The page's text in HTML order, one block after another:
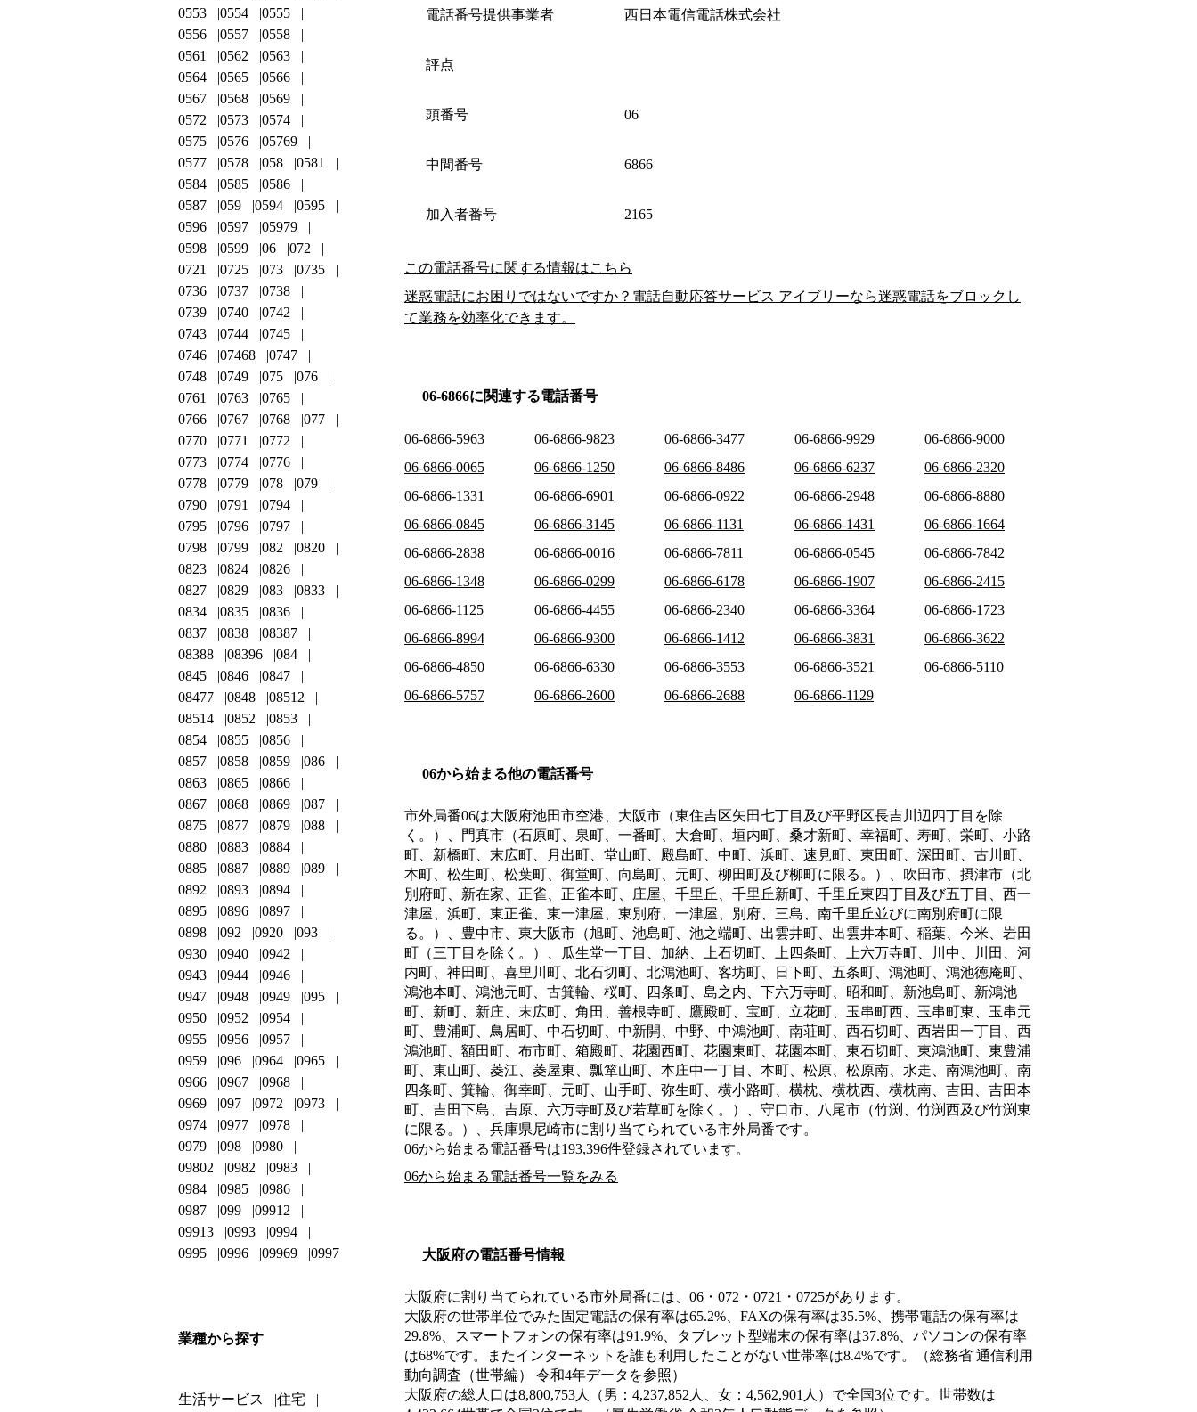
電話番号提供事業者 西日本電信電話株式会社
評点
頭番号 06
中間番号 6866
加入者番号 2165
この電話番号に関する情報はこちら
迷惑電話にお困りではないですか？電話自動応答サービス アイブリーなら迷惑電話をブロックし
て業務を効率化できます。
06-6866に関連する電話番号
06-6866-5963 06-6866-9823 06-6866-3477 06-6866-9929
06-6866-9000
06-6866-0065
06-6866-1250 06-6866-8486 06-6866-6237
06-6866-2320
06-6866-1331
06-6866-6901 06-6866-0922 06-6866-2948
06-6866-8880
06-6866-0845
06-6866-3145 06-6866-1131 06-6866-1431
06-6866-1664
06-6866-2838
06-6866-0016 06-6866-7811 06-6866-0545
06-6866-7842
06-6866-1348
06-6866-0299 06-6866-6178 06-6866-1907
06-6866-2415
06-6866-1125
06-6866-4455 06-6866-2340 06-6866-3364
06-6866-1723
06-6866-8994
06-6866-9300 06-6866-1412 06-6866-3831
06-6866-3622
06-6866-4850
06-6866-6330 06-6866-3553 06-6866-3521
06-6866-5110
06-6866-5757
06-6866-2600 06-6866-2688 06-6866-1129
06から始まる他の電話番号
市外局番06は大阪府池田市空港、大阪市（東住吉区矢田七丁目及び平野区長吉川辺四丁目を除
く。）、門真市（石原町、泉町、一番町、大倉町、垣内町、桑才新町、幸福町、寿町、栄町、小路
町、新橋町、末広町、月出町、堂山町、殿島町、中町、浜町、速見町、東田町、深田町、古川町、
本町、松生町、松葉町、御堂町、向島町、元町、柳田町及び柳町に限る。）、吹田市、摂津市（北
別府町、新在家、正雀、正雀本町、庄屋、千里丘、千里丘新町、千里丘東四丁目及び五丁目、西一
津屋、浜町、東正雀、東一津屋、東別府、一津屋、別府、三島、南千里丘並びに南別府町に限
る。）、豊中市、東大阪市（旭町、池島町、池之端町、出雲井町、出雲井本町、稲葉、今米、岩田
町（三丁目を除く。）、瓜生堂一丁目、加納、上石切町、上四条町、上六万寺町、川中、川田、河
内町、神田町、喜里川町、北石切町、北鴻池町、客坊町、日下町、五条町、鴻池町、鴻池徳庵町、
鴻池本町、鴻池元町、古箕輪、桜町、四条町、島之内、下六万寺町、昭和町、新池島町、新鴻池
町、新町、新庄、末広町、角田、善根寺町、鷹殿町、宝町、立花町、玉串町西、玉串町東、玉串元
町、豊浦町、鳥居町、中石切町、中新開、中野、中鴻池町、南荘町、西石切町、西岩田一丁目、西
鴻池町、額田町、布市町、箱殿町、花園西町、花園東町、花園本町、東石切町、東鴻池町、東豊浦
町、東山町、菱江、菱屋東、瓢箪山町、本庄中一丁目、本町、松原、松原南、水走、南鴻池町、南
四条町、箕輪、御幸町、元町、山手町、弥生町、横小路町、横枕、横枕西、横枕南、吉田、吉田本
町、吉田下島、吉原、六万寺町及び若草町を除く。）、守口市、八尾市（竹渕、竹渕西及び竹渕東
に限る。）、兵庫県尼崎市に割り当てられている市外局番です。
06から始まる電話番号は193,396件登録されています。
06から始まる電話番号一覧をみる
大阪府の電話番号情報
大阪府に割り当てられている市外局番には、06・072・0721・0725があります。
大阪府の世帯単位でみた固定電話の保有率は65.2%、FAXの保有率は35.5%、携帯電話の保有率は
29.8%、スマートフォンの保有率は91.9%、タブレット型端末の保有率は37.8%、パソコンの保有率
は68%です。またインターネットを誰も利用したことがない世帯率は8.4%です。（総務省 通信利用
動向調査（世帯編） 令和4年データを参照）
大阪府の総人口は8,800,753人（男：4,237,852人、女：4,562,901人）で全国3位です。世帯数は
0553
0554
0555
0556
0557
0558
0561
0562
0563
0564
0565
0566
0567
0568
0569
0572
0573
0574
0575
0576
05769
0577
0578 058
0581
0584
0585
0586
0587
059 0594
0595
0596
0597
05979
0598
0599 06
072
0721
0725 073
0735
0736
0737
0738
0739
0740
0742
0743
0744
0745
0746
07468
0747
0748
0749 075
076
0761
0763
0765
0766
0767 0768
077
0770
0771
0772
0773
0774
0776
0778
0779 078
079
0790
0791
0794
0795
0796
0797
0798
0799 082
0820
0823
0824
0826
0827
0829 083
0833
0834
0835
0836
0837
0838
08387
08388
08396
084
0845
0846
0847
08477
0848
08512
08514
0852
0853
0854
0855
0856
0857
0858 0859
086
0863
0865
0866
0867
0868 0869
087
0875
0877 0879
088
0880
0883
0884
0885
0887 0889
089
0892
0893
0894
0895
0896
0897
0898
092 0920
093
0930
0940
0942
0943
0944
0946
0947
0948 0949
095
0950
0952
0954
0955
0956
0957
0959
096 0964
0965
0966
0967
0968
0969
097 0972
0973
0974
0977
0978
0979
098
0980
09802
0982
0983
0984
0985
0986
0987
099
09912
09913
0993
0994
0995
0996 09969 0997
業種から探す
生活サービス 住宅